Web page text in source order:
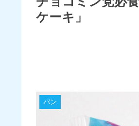
ケーキ」
パン